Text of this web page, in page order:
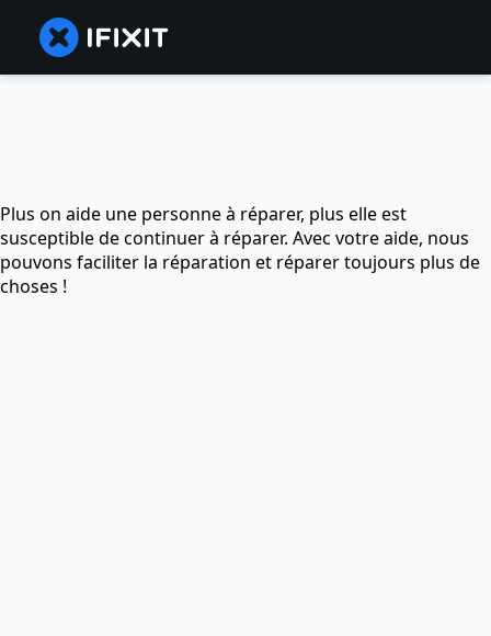
Plus on aide une personne à réparer, plus elle est
susceptible de continuer à réparer. Avec votre aide, nous
pouvons faciliter la réparation et réparer toujours plus de
choses !